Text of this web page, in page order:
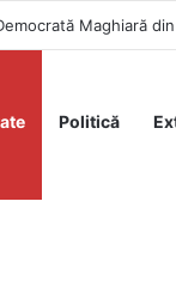
Maghiară din
Politică